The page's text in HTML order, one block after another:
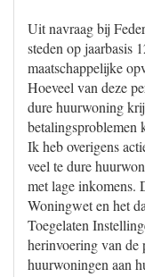
Uit navraag bij
steden op jaarbasis
maatschappelijke
Hoeveel van deze
dure huurwoning
betalingsproblemen
Ik heb overigens
veel te dure
met lage inkomens.
Woningwet en het
Toegelaten
herinvoering van de
huurwoningen aan